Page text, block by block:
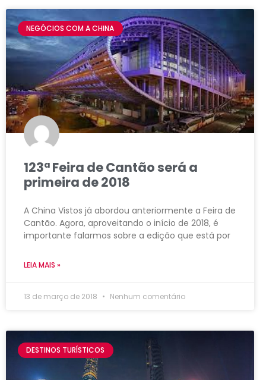
NEGÓCIOS COM A CHINA
123ª Feira de Cantão será a
primeira de 2018
A China Vistos já abordou anteriormente a Feira de
Cantão. Agora, aproveitando o início de 2018, é
importante falarmos sobre a edição que está por
LEIA MAIS »
13 de março de 2018 Nenhum comentário
DESTINOS TURÍSTICOS